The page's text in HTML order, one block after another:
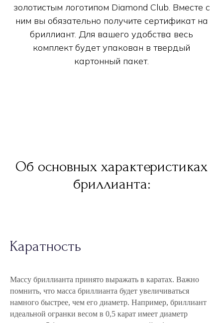
золотистым логотипом Diamond Club. Вместе с
ним вы обязательно получите сертификат на
бриллиант. Для вашего удобства весь
комплект будет упакован в твердый
картонный пакет.
Об основных характеристиках
бриллианта:
Каратность